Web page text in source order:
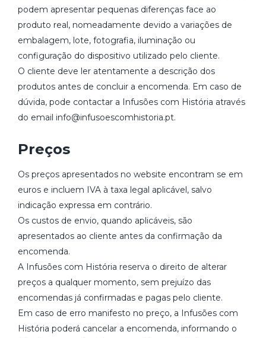
podem apresentar pequenas diferenças face ao
produto real, nomeadamente devido a variações de
embalagem, lote, fotografia, iluminação ou
configuração do dispositivo utilizado pelo cliente.
O cliente deve ler atentamente a descrição dos
produtos antes de concluir a encomenda. Em caso de
dúvida, pode contactar a Infusões com História através
do email info@infusoescomhistoria.pt.
Preços
Os preços apresentados no website encontram se em
euros e incluem IVA à taxa legal aplicável, salvo
indicação expressa em contrário.
Os custos de envio, quando aplicáveis, são
apresentados ao cliente antes da confirmação da
encomenda.
A Infusões com História reserva o direito de alterar
preços a qualquer momento, sem prejuízo das
encomendas já confirmadas e pagas pelo cliente.
Em caso de erro manifesto no preço, a Infusões com
História poderá cancelar a encomenda, informando o